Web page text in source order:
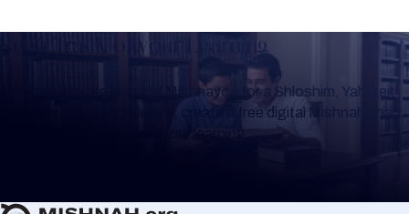
Keep Track of your Learning
Whether you are learning Mishnayos for a Shloshim, Yahrzeit
or for your own knowledge, create a free digital Mishnah chart
to help you keep track of your learning.